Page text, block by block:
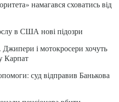
намагався сховатись від
в США нові підозри
Джипери і мотокросери хочуть
Карпат
суд відправив Банькова